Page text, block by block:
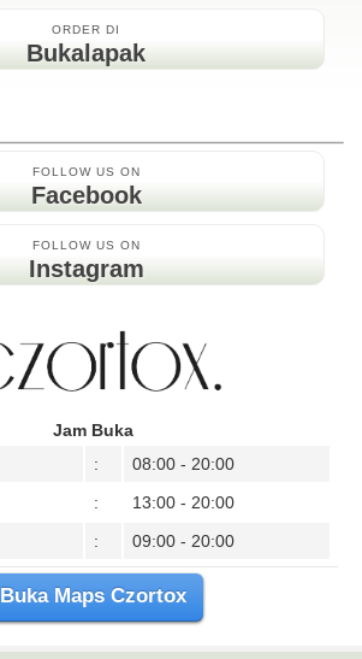
ORDER DI
Bukalapak
FOLLOW US ON
Facebook
FOLLOW US ON
Instagram
Jam Buka
:
08:00 - 20:00
:
13:00 - 20:00
: 09:00 - 20:00
Buka Maps Czortox